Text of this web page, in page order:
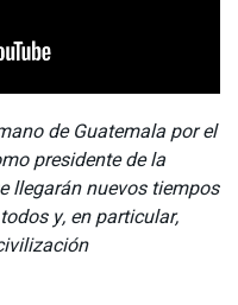
de Guatemala por el
presidente de la
llegarán nuevos tiempos
y, en particular,